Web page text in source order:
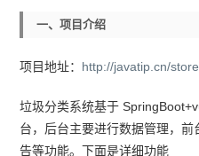
一、项目介绍
项目地址： http://javatip.cn/
垃圾分类系统基于
台，后台主要进行数据管理，
告等功能。下面是详细功能